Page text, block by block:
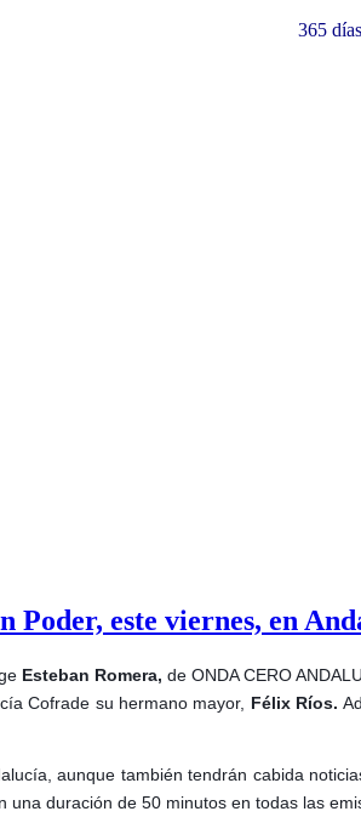
365
este viernes, en
Esteban Romera, de ONDA CERO
Cofrade su hermano mayor, Félix Ríos.
aunque también tendrán cabida
duración de 50 minutos en todas las